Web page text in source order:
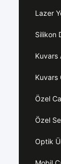
Lazer
Silikon
Kuvars
Kuvars
Özel
Özel
Optik